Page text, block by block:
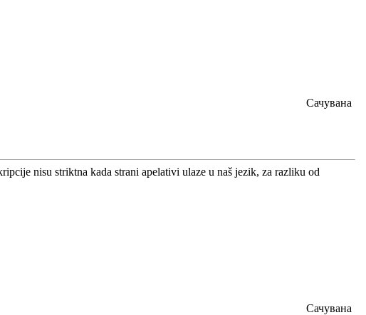
Сачувана
nisu striktna kada strani apelativi ulaze u naš jezik, za razliku od
Сачувана